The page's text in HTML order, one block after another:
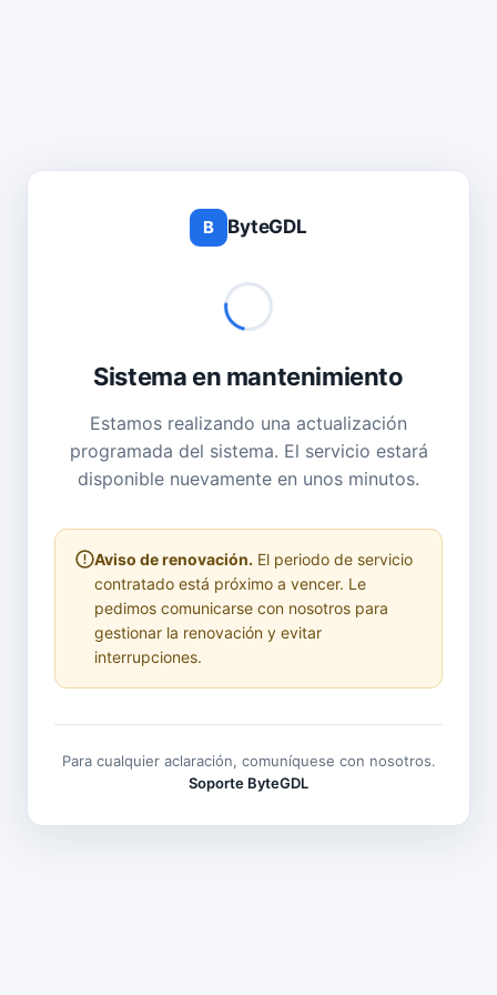
B ByteGDL
Sistema en mantenimiento
Estamos realizando una actualización
programada del sistema. El servicio estará
disponible nuevamente en unos minutos.
Aviso de renovación. El periodo de servicio
contratado está próximo a vencer. Le
pedimos comunicarse con nosotros para
gestionar la renovación y evitar
interrupciones.
Para cualquier aclaración, comuníquese con nosotros.
Soporte ByteGDL